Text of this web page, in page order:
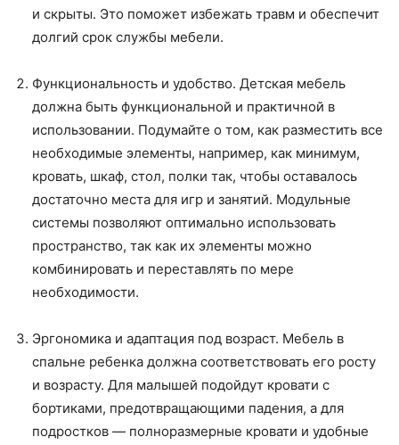
и скрыты. Это поможет избежать травм и обеспечит
долгий срок службы мебели.
Функциональность и удобство. Детская мебель
должна быть функциональной и практичной в
использовании. Подумайте о том, как разместить все
необходимые элементы, например, как минимум,
кровать, шкаф, стол, полки так, чтобы оставалось
достаточно места для игр и занятий. Модульные
системы позволяют оптимально использовать
пространство, так как их элементы можно
комбинировать и переставлять по мере
необходимости.
Эргономика и адаптация под возраст. Мебель в
спальне ребенка должна соответствовать его росту
и возрасту. Для малышей подойдут кровати с
бортиками, предотвращающими падения, а для
подростков — полноразмерные кровати и удобные